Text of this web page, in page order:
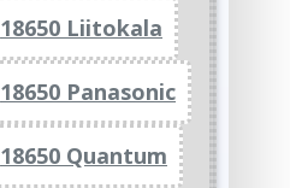
18650 Liitokala
18650 Panasonic
18650 Quantum